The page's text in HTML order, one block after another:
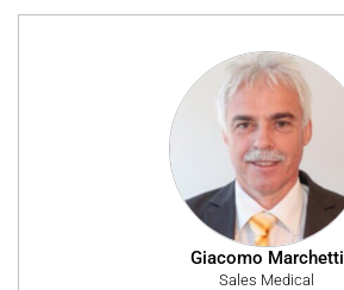
Giacomo Marchetti
Sales Medical